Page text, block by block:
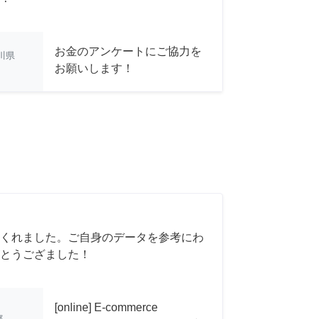
県
お金のアンケートにご協力を
お願いします！
れました。ご自身のデータを参考にわ
うござました！
[online] E-commerce